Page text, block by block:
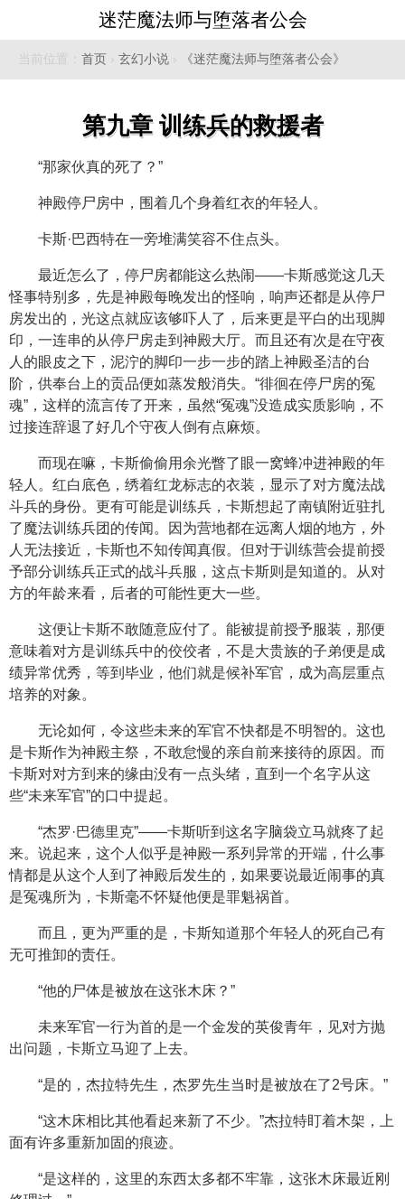
迷茫魔法师与堕落者公会
当前位置： 首页 › 玄幻小说 › 《迷茫魔法师与堕落者公会》
第九章 训练兵的救援者
“那家伙真的死了？”
神殿停尸房中，围着几个身着红衣的年轻人。
卡斯·巴西特在一旁堆满笑容不住点头。
最近怎么了，停尸房都能这么热闹——卡斯感觉这几天
怪事特别多，先是神殿每晚发出的怪响，响声还都是从停尸
房发出的，光这点就应该够吓人了，后来更是平白的出现脚
印，一连串的从停尸房走到神殿大厅。而且还有次是在守夜
人的眼皮之下，泥泞的脚印一步一步的踏上神殿圣洁的台
阶，供奉台上的贡品便如蒸发般消失。“徘徊在停尸房的冤
魂”，这样的流言传了开来，虽然“冤魂”没造成实质影响，不
过接连辞退了好几个守夜人倒有点麻烦。
而现在嘛，卡斯偷偷用余光瞥了眼一窝蜂冲进神殿的年
轻人。红白底色，绣着红龙标志的衣装，显示了对方魔法战
斗兵的身份。更有可能是训练兵，卡斯想起了南镇附近驻扎
了魔法训练兵团的传闻。因为营地都在远离人烟的地方，外
人无法接近，卡斯也不知传闻真假。但对于训练营会提前授
予部分训练兵正式的战斗兵服，这点卡斯则是知道的。从对
方的年龄来看，后者的可能性更大一些。
这便让卡斯不敢随意应付了。能被提前授予服装，那便
意味着对方是训练兵中的佼佼者，不是大贵族的子弟便是成
绩异常优秀，等到毕业，他们就是候补军官，成为高层重点
培养的对象。
无论如何，令这些未来的军官不快都是不明智的。这也
是卡斯作为神殿主祭，不敢怠慢的亲自前来接待的原因。而
卡斯对对方到来的缘由没有一点头绪，直到一个名字从这
些“未来军官”的口中提起。
“杰罗·巴德里克”——卡斯听到这名字脑袋立马就疼了起
来。说起来，这个人似乎是神殿一系列异常的开端，什么事
情都是从这个人到了神殿后发生的，如果要说最近闹事的真
是冤魂所为，卡斯毫不怀疑他便是罪魁祸首。
而且，更为严重的是，卡斯知道那个年轻人的死自己有
无可推卸的责任。
“他的尸体是被放在这张木床？”
未来军官一行为首的是一个金发的英俊青年，见对方抛
出问题，卡斯立马迎了上去。
“是的，杰拉特先生，杰罗先生当时是被放在了2号床。”
“这木床相比其他看起来新了不少。”杰拉特盯着木架，上
面有许多重新加固的痕迹。
“是这样的，这里的东西太多都不牢靠，这张木床最近刚